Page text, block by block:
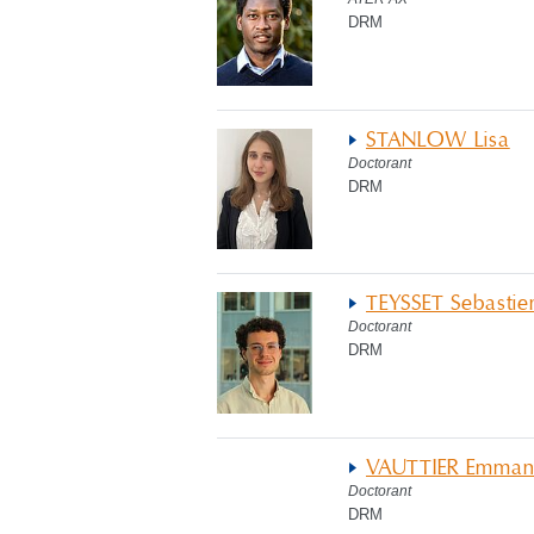
DRM
STANLOW Lisa
Doctorant
DRM
TEYSSET
Doctorant
DRM
VAUTTIER
Doctorant
DRM